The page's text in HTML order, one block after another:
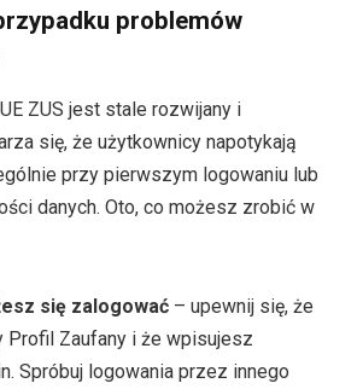
problemów
ZUS jest stale rozwijany i
się, że użytkownicy napotykają
przy pierwszym logowaniu lub
danych. Oto, co możesz zrobić w
się zalogować – upewnij się, że
Profil Zaufany i że wpisujesz
Spróbuj logowania przez innego